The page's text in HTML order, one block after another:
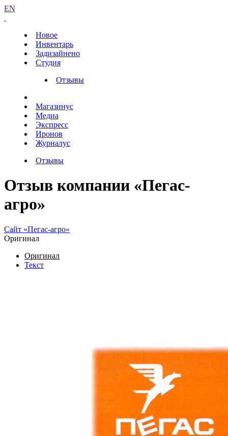
EN
Новое
Инвентарь
Задизайнено
Студия
Отзывы
Магазинус
Медиа
Экспресс
Иронов
Журналус
Отзывы
Отзыв компании «Пегас-
агро»
Cайт «Пегас-агро»
Оригинал
Оригинал
Текст